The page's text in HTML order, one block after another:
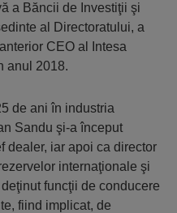
a Băncii de Investiţii şi
al Directoratului, a
CEO al Intesa
anul 2018.
de ani în industria
Sandu şi-a început
dealer, iar apoi ca director
internaţionale şi
funcţii de conducere
fiind implicat, de